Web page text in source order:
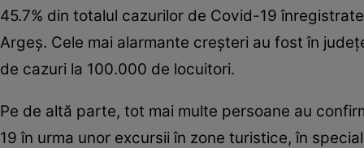
45.7% din totalul cazurilor de Covid-19
Argeş. Cele mai alarmante creşteri au fost în
de cazuri la 100.000 de locuitori.
Pe de altă parte, tot mai multe persoane au
19 în urma unor excursii în zone turistice, în